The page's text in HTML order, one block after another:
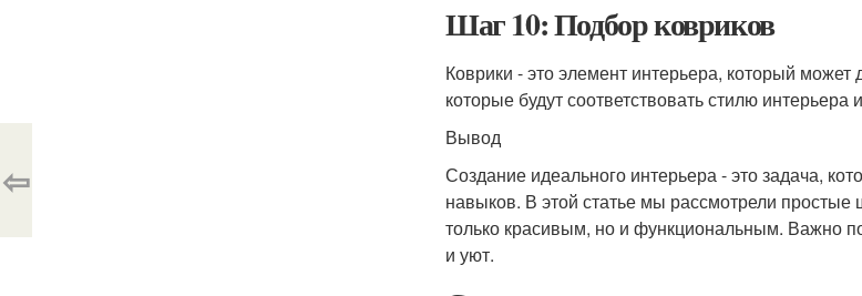
Шаг 10: Подбор ковриков
Коврики - это элемент интерьера, который
которые будут соответствовать стилю интерьера
Вывод
Создание идеального интерьера - это задача,
навыков. В этой статье мы рассмотрели простые
только красивым, но и функциональным. Важно
и уют.
⇦